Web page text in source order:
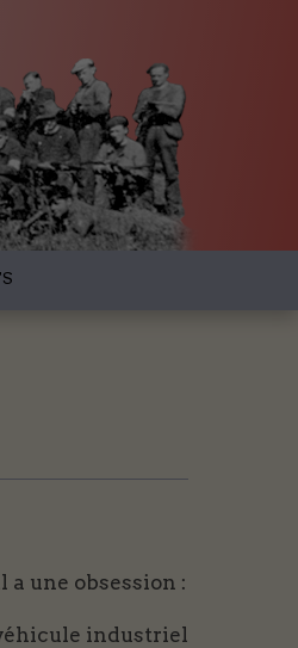
une obsession :
industriel